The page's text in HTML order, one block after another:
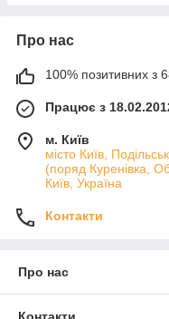
Про нас
100% позитивних з
Працює з
м. Київ
місто Київ,
(поряд Куренівка,
Київ, Україна
Контакти
Про нас